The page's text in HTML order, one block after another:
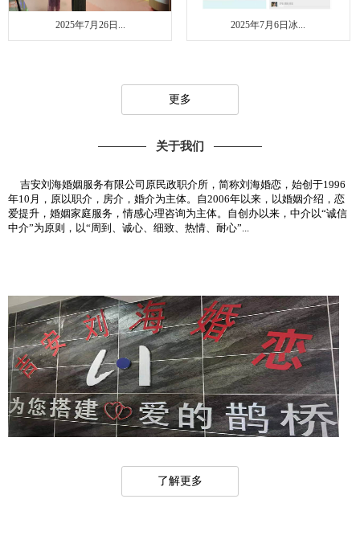
2025年7月26日... 2025年7月6日冰...
更多
关于我们
吉安刘海婚姻服务有限公司原民政职介所，简称刘海婚恋，始创于1996
年10月，原以职介，房介，婚介为主体。自2006年以来，以婚姻介绍，恋
爱提升，婚姻家庭服务，情感心理咨询为主体。自创办以来，中介以“诚信
中介”为原则，以“周到、诚心、细致、热情、耐心”...
了解更多